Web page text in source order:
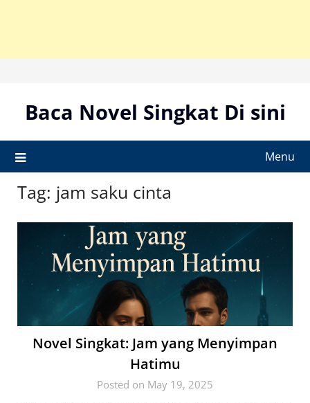
contentBaca Novel Singkat Di sini
Menu
Tag: jam saku cinta
Novel Singkat: Jam yang Menyimpan
Hatimu
Posted on May 19, 2025